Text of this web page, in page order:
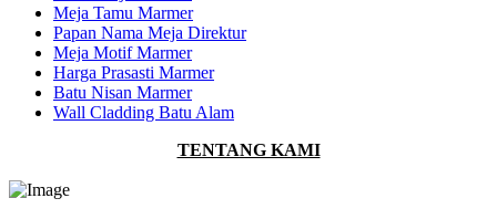
Meja Tamu Marmer
Papan Nama Meja Direktur
Meja Motif Marmer
Harga Prasasti Marmer
Batu Nisan Marmer
Wall Cladding Batu Alam
TENTANG KAMI